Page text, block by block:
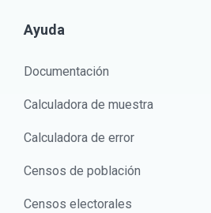
Ayuda
Documentación
Calculadora de muestra
Calculadora de error
Censos de población
Censos electorales